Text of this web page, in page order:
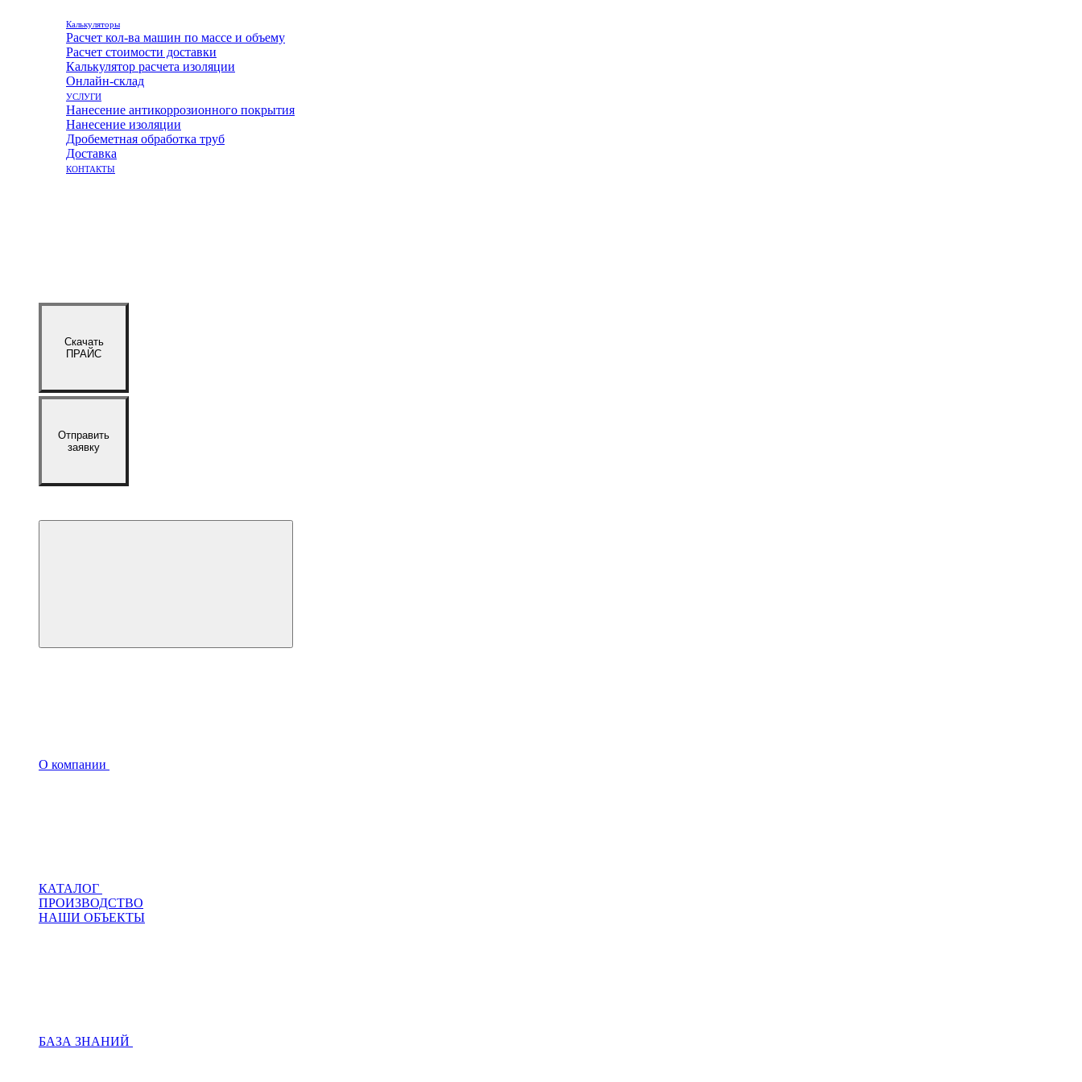
Калькуляторы
Расчет кол-ва машин по массе и объему
Расчет стоимости доставки
Калькулятор расчета изоляции
Онлайн-склад
УСЛУГИ
Нанесение антикоррозионного покрытия
Нанесение изоляции
Дробеметная обработка труб
Доставка
КОНТАКТЫ
Скачать
ПРАЙС
Отправить
заявку
О компании
КАТАЛОГ
ПРОИЗВОДСТВО
НАШИ ОБЪЕКТЫ
БАЗА ЗНАНИЙ